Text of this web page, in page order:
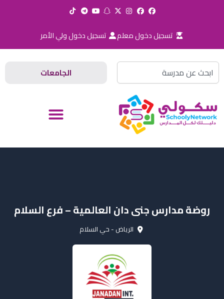
تسجيل دخول معلم تسجيل دخول ولي الأمر
الجامعات Search
روضة مدارس جنى دان العالمية – فرع السلام
الرياض - حي السلام